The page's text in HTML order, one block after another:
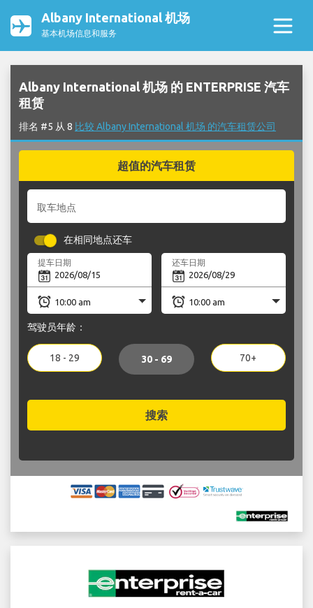
Albany International 机场
基本机场信息和服务
Albany International 机场 的 ENTERPRISE 汽车
租赁
排名 #5 从 8 比较 Albany International 机场 的汽车租赁公司
超值的汽车租赁
取车地点
在相同地点还车
提车日期 还车日期
驾驶员年龄：
18 - 29 30 - 69 70+
搜索